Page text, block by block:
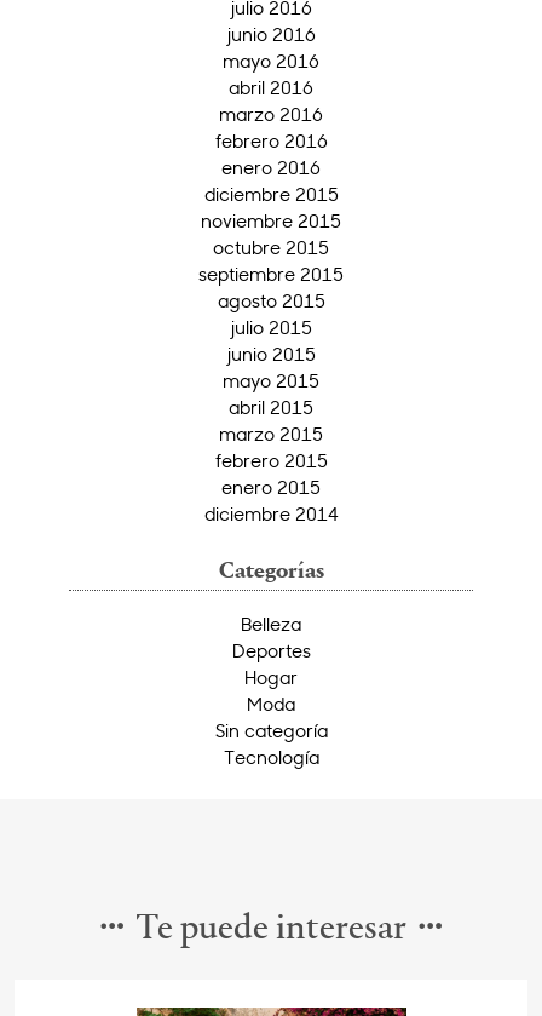
julio 2016
junio 2016
mayo 2016
abril 2016
marzo 2016
febrero 2016
enero 2016
diciembre 2015
noviembre 2015
octubre 2015
septiembre 2015
agosto 2015
julio 2015
junio 2015
mayo 2015
abril 2015
marzo 2015
febrero 2015
enero 2015
diciembre 2014
Categorías
Belleza
Deportes
Hogar
Moda
Sin categoría
Tecnología
Te puede interesar